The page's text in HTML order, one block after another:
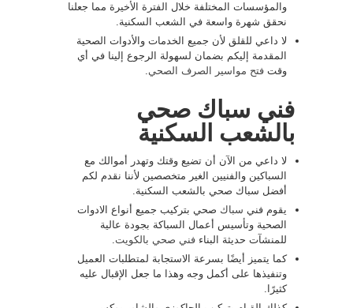
والمؤسسات المختلفة خلال الفترة الأخيرة مما جعلنا
نحقق شهرة واسعة في الشعب السكنية.
لا داعي للقلق لأن جميع الخدمات والأدوات الصحية
المقدمة إليكم بضمان لسهولة الرجوع إلينا في أي
وقت فتح مواسير الصرف الصحي.
فني سباك صحي
بالشعب السكنية
لا داعي من الآن أن تضيع وقتك وتهدر أموالك مع
السباكين والفنيين الغير متخصصين لأننا نقدم لكم
أفضل سباك صحي بالشعب السكنية.
يقوم فني سباك صحي بتركيب جميع أنواع الادوات
الصحية وتأسيس أعمال السباكة بجودة عالية
للمنشآت حديثة البناء فني صحي بالكويت.
كما يتميز أيضًا بسرعة الاستجابة لمتطلبات العميل
وتنفيذها على أكمل وجه وهذا ما جعل الإقبال عليه
كثيرًا.